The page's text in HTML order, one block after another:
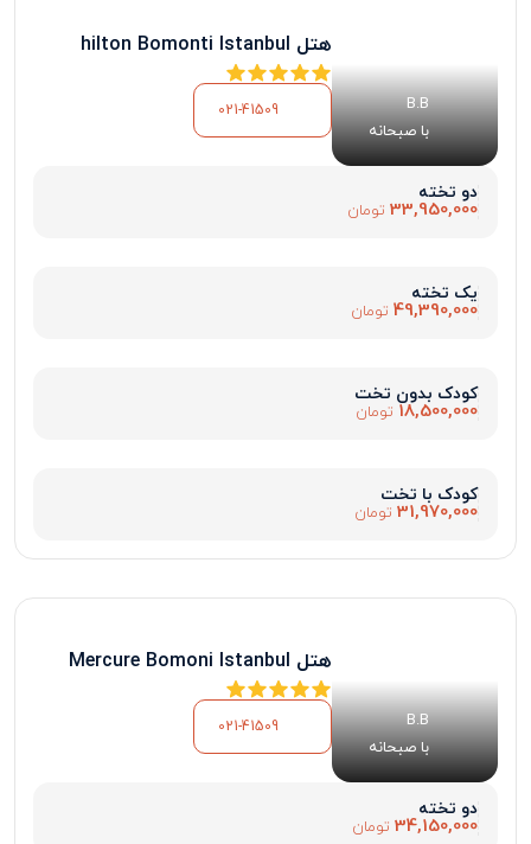
B.B
با صبحانه
هتل hilton Bomonti Istanbul
021-41509
دو تخته
33,950,000 تومان
یک تخته
49,390,000 تومان
کودک بدون تخت
18,500,000 تومان
کودک با تخت
31,970,000 تومان
B.B
با صبحانه
هتل Mercure Bomoni Istanbul
021-41509
دو تخته
34,150,000 تومان